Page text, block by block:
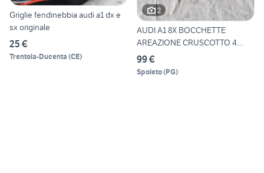
Griglie fendinebbia audi a1 dx e
sx originale
25 €
Trentola-Ducenta (CE)
2
AUDI A1 8X BOCCHETTE
AREAZIONE CRUSCOTTO 4
PEZZI
99 €
Spoleto(PG)